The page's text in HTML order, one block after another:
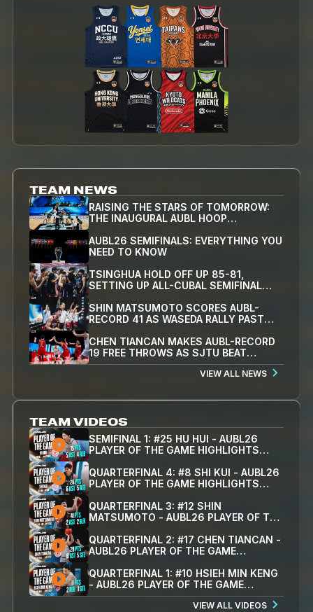
TEAM NEWS
RAISING THE STARS OF TOMORROW:
THE INAUGURAL AUBL HOOP
SCHOLARS SHOWCASE WRAPS UP IN
HANGZHOU
AUBL26 SEMIFINALS: EVERYTHING YOU
NEED TO KNOW
TSINGHUA HOLD OFF UP 85-81,
SETTING UP ALL-CUBAL SEMIFINAL
WITH SJTU
SHIN MATSUMOTO SCORES AUBL-
RECORD 41 AS WASEDA RALLY PAST
KOREA UNIVERSITY 78-71 TO REACH
SEMIFINALS
CHEN TIANCAN MAKES AUBL-RECORD
19 FREE THROWS AS SJTU BEAT
PEKING UNIVERSITY 79-77 TO REACH
VIEW ALL NEWS
TEAM VIDEOS
SEMIFINAL 1: #25 HU HUI - AUBL26
PLAYER OF THE GAME HIGHLIGHTS
(AUG. 8, 2026 - 15PTS, 5AST, 4REB)
QUARTERFINAL 4: #8 SHI KUI - AUBL26
PLAYER OF THE GAME HIGHLIGHTS
(AUG. 6, 2026 - 26PTS, 5REB, 6AST)
QUARTERFINAL 3: #12 SHIN
MATSUMOTO - AUBL26 PLAYER OF THE
GAME HIGHLIGHTS (AUG. 6, 2026 -
41PTS, 2REB, 2AST)
QUARTERFINAL 2: #17 CHEN TIANCAN -
AUBL26 PLAYER OF THE GAME
HIGHLIGHTS (AUG. 6, 2026 - 29PTS,
10AST, 5STL)
QUARTERFINAL 1: #10 HSIEH MIN KENG
- AUBL26 PLAYER OF THE GAME
HIGHLIGHTS (AUG. 6, 2026 - 11PTS,
VIEW ALL VIDEOS